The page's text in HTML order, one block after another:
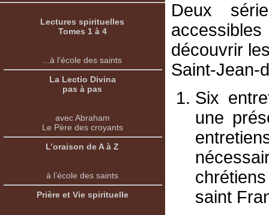
Lectures spirituelles
Tomes 1 à 4
...à l'école des saints
La Lectio Divina
pas à pas
avec Abraham
Le Père des croyants
L’oraison de A à Z
à l’école des saints
Prière et Vie spirituelle
Deux
découvrir
Saint-Jean-
Six
une
saint